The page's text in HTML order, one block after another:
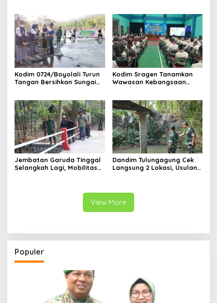
Kodim 0724/Boyolali Turun
Tangan Bersihkan Sungai
Kodim Sragen Tanamkan
Wawasan Kebangsaan
Jembatan Garuda Tinggal
Selangkah Lagi, Mobilitas
Dandim Tulungagung Cek
Langsung 2 Lokasi, Usulan
Kondisi Lapangan
View More
Populer